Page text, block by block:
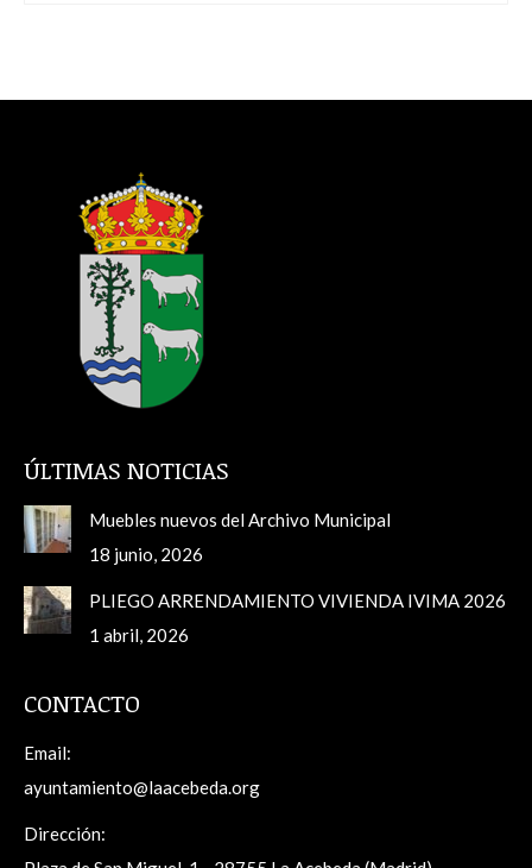
ÚLTIMAS NOTICIAS
Muebles nuevos del Archivo Municipal
18 junio, 2026
PLIEGO ARRENDAMIENTO VIVIENDA IVIMA 2026
1 abril, 2026
CONTACTO
Email:
ayuntamiento@laacebeda.org
Dirección: